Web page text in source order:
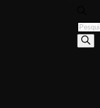
search